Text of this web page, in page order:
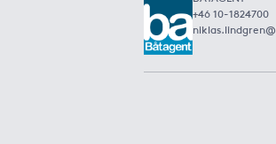
+46 10-1824700